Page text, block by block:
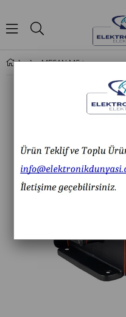
MESAN MS 1334.110-220VAC ENDÜSTRİYEL SİREN 43 SES KONTAKLI ALÜMİNYUM GÖVDE